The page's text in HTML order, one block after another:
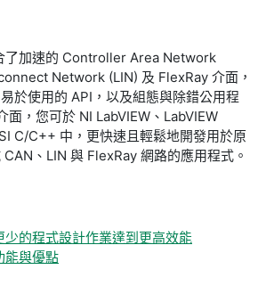
了加速的 Controller Area Network
Network (LIN) 及 FlexRay 介面，
於使用的 API，以及組態與除錯公用程
面，您可於 NI LabVIEW、LabVIEW
C/C++ 中，更快速且輕鬆地開發用於原
、LIN 與 FlexRay 網路的應用程式。
少的程式設計作業達到更高效能
能與優點